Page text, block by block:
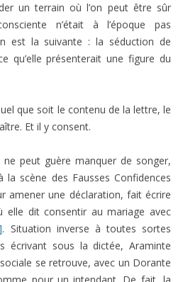
un terrain où l’on peut être sûr
n’était à l’époque pas
est la suivante : la séduction de
qu’elle présenterait une figure du
que soit le contenu de la lettre, le
Et il y consent.
peut guère manquer de songer,
scène des Fausses Confidences
amener une déclaration, fait écrire
dit consentir au mariage avec
. Situation inverse à toutes sortes
écrivant sous la dictée, Araminte
se retrouve, avec un Dorante